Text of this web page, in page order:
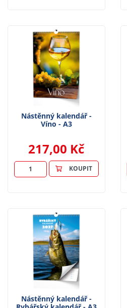
Nástěnný kalendář -
Víno - A3
217,00 Kč
KOUPIT
Nástěnný kalendář -